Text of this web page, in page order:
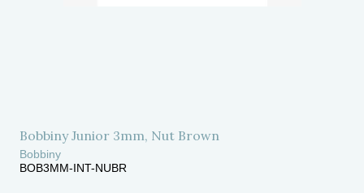
Bobbiny Junior 3mm, Nut Brown
Bobbiny
BOB3MM-INT-NUBR